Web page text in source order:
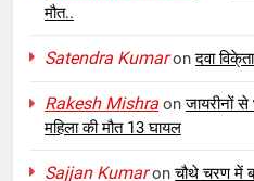
मौत..
Satendra Kumaronदवा
Rakesh Mishra onजायरीनों से
महिला की मौत 13 घायल
Sajjan Kumaronचौथे चरण में